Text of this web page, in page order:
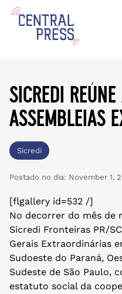
sicredi reúne
assembleias
Sicredi
Postado no dia: November 1,
[flgallery id=532 /]
No decorrer do mês de
Sicredi Fronteiras PR/
Gerais Extraordinárias
Sudoeste do Paraná,
Sudeste de São Paulo,
estatuto social da